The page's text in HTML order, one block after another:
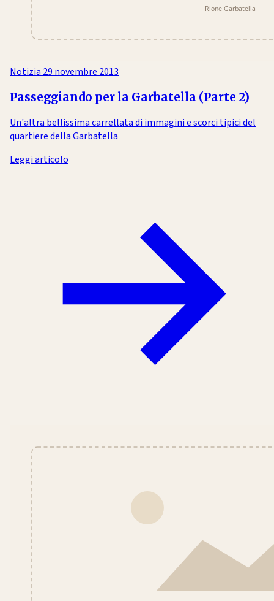
Notizia29 novembre 2013
Passeggiando per la Garbatella (Parte 2)
Un'altra bellissima carrellata di immagini e scorci tipici del
quartiere della Garbatella
Leggi articolo